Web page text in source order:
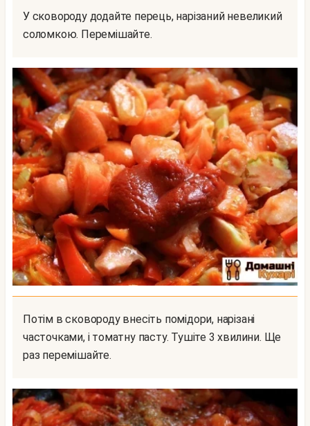
У сковороду додайте перець, нарізаний невеликий
соломкою. Перемішайте.
Потім в сковороду внесіть помідори, нарізані
часточками, і томатну пасту. Тушіте 3 хвилини. Ще
раз перемішайте.